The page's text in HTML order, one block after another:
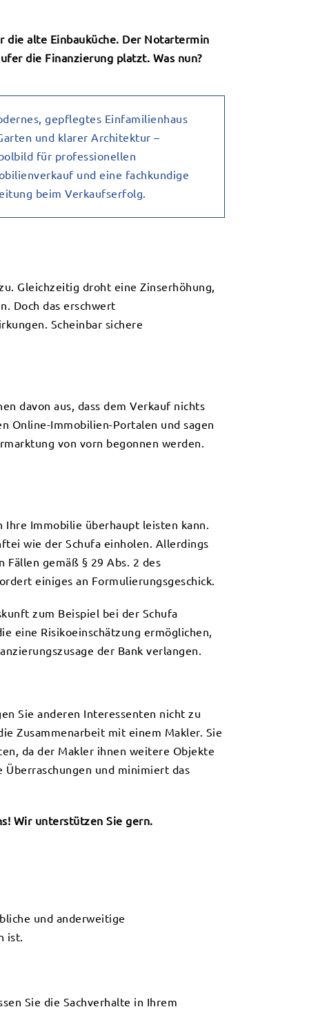
die alte Einbauküche. Der Notartermin
die Finanzierung platzt. Was nun?
Gleichzeitig droht eine Zinserhöhung,
Doch das erschwert
Scheinbar sichere
davon aus, dass dem Verkauf nichts
Online-Immobilien-Portalen und sagen
von vorn begonnen werden.
Ihre Immobilie überhaupt leisten kann.
wie der Schufa einholen. Allerdings
gemäß § 29 Abs. 2 des
einiges an Formulierungsgeschick.
zum Beispiel bei der Schufa
eine Risikoeinschätzung ermöglichen,
der Bank verlangen.
Sie anderen Interessenten nicht zu
Zusammenarbeit mit einem Makler. Sie
da der Makler ihnen weitere Objekte
und minimiert das
Wir unterstützen Sie gern.
und anderweitige
ist.
Sie die Sachverhalte in Ihrem